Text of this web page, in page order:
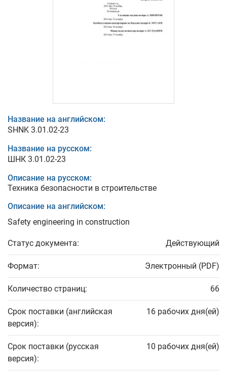
Название на английском:
SHNK 3.01.02-23
Название на русском:
ШНК 3.01.02-23
Описание на русском:
Техника безопасности в строительстве
Описание на английском:
Safety engineering in construction
Статус документа: Действующий
Формат: Электронный (PDF)
Количество страниц: 66
Срок поставки (английская
версия):
16 рабочих дня(ей)
Срок поставки (русская
версия):
10 рабочих дня(ей)